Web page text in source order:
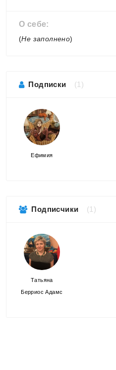
143
О себе:
(Не заполнено)
Подписки (1)
Ефимия
Подписчики (1)
Татьяна
Берриос Адамс